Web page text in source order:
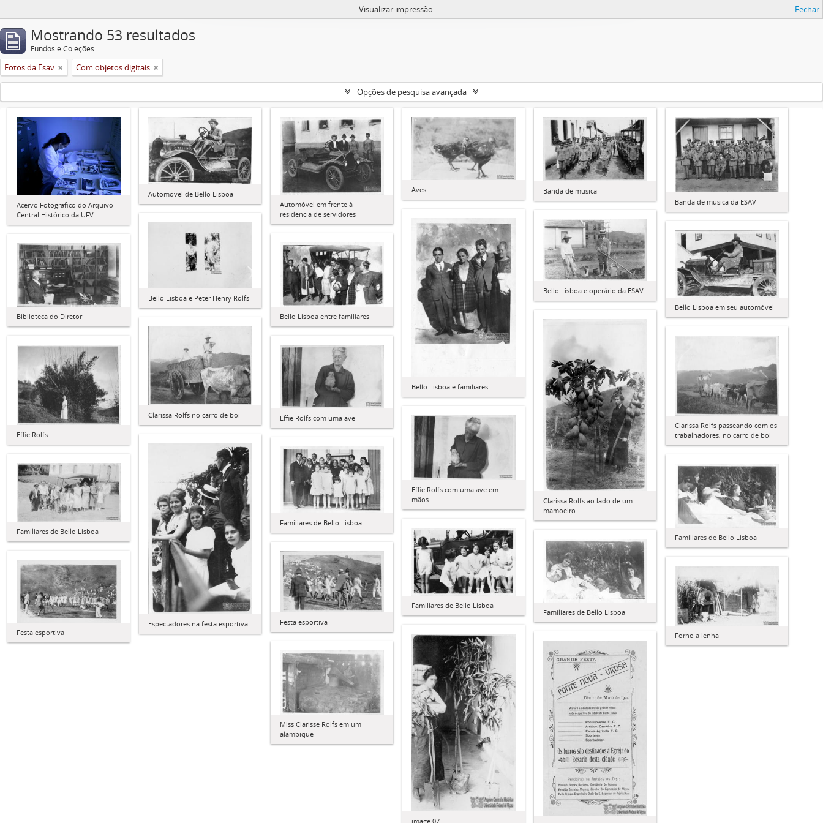
Visualizar impressão Fechar
Mostrando 53 resultados
Fundos e Coleções
Fotos da Esav Com objetos digitais
Opções de pesquisa avançada
Acervo Fotográfico do Arquivo
Central Histórico da UFV
Automóvel de Bello Lisboa
Automóvel em frente à
residência de servidores
Aves
Banda de música
Banda de música da ESAV
Bello Lisboa e familiares
Bello Lisboa e operário da ESAV
Bello Lisboa e Peter Henry Rolfs
Bello Lisboa em seu automóvel
Bello Lisboa entre familiares
Biblioteca do Diretor
Clarissa Rolfs ao lado de um
mamoeiro
Clarissa Rolfs no carro de boi
Clarissa Rolfs passeando com os
trabalhadores, no carro de boi
Effie Rolfs
Effie Rolfs com uma ave
Effie Rolfs com uma ave em
mãos
Espectadores na festa esportiva
Familiares de Bello Lisboa
Familiares de Bello Lisboa
Familiares de Bello Lisboa
Familiares de Bello Lisboa
Familiares de Bello Lisboa
Festa esportiva
Festa esportiva
Forno a lenha
image 07
Miss Clarisse Rolfs em um
alambique